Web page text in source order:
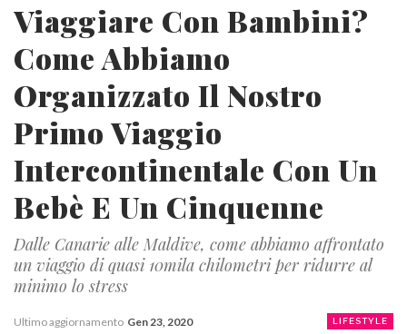
Viaggiare Con Bambini?
Come Abbiamo
Organizzato Il Nostro
Primo Viaggio
Intercontinentale Con Un
Bebè E Un Cinquenne
Dalle Canarie alle Maldive, come abbiamo affrontato
un viaggio di quasi 10mila chilometri per ridurre al
minimo lo stress
LIFESTYLE
Ultimo aggiornamento Gen 23, 2020